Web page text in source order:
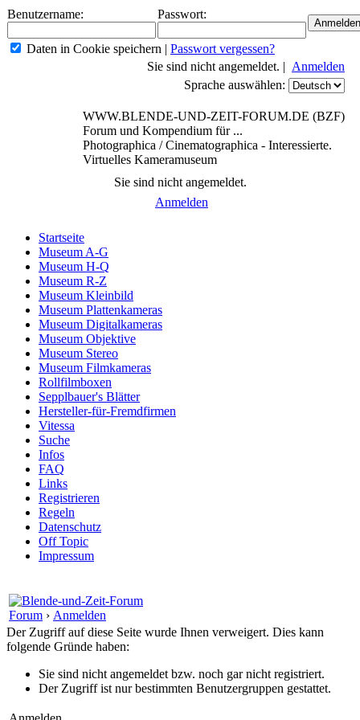
Benutzername: Passwort:
Daten in Cookie speichern | Passwort vergessen?
Sie sind nicht angemeldet. | Anmelden
Sprache auswählen:
WWW.BLENDE-UND-ZEIT-FORUM.DE (BZF)
Forum und Kompendium für ...
Photographica / Cinematographica - Interessierte.
Virtuelles Kameramuseum
Sie sind nicht angemeldet.
Anmelden
Startseite
Museum A-G
Museum H-Q
Museum R-Z
Museum Kleinbild
Museum Plattenkameras
Museum Digitalkameras
Museum Objektive
Museum Stereo
Museum Filmkameras
Rollfilmboxen
Sepplbauer's Blätter
Hersteller-für-Fremdfirmen
Vitessa
Suche
Infos
FAQ
Links
Registrieren
Regeln
Datenschutz
Off Topic
Impressum
Forum › Anmelden
Der Zugriff auf diese Seite wurde Ihnen verweigert. Dies kann
folgende Gründe haben:
Sie sind nicht angemeldet bzw. noch gar nicht registriert.
Der Zugriff ist nur bestimmten Benutzergruppen gestattet.